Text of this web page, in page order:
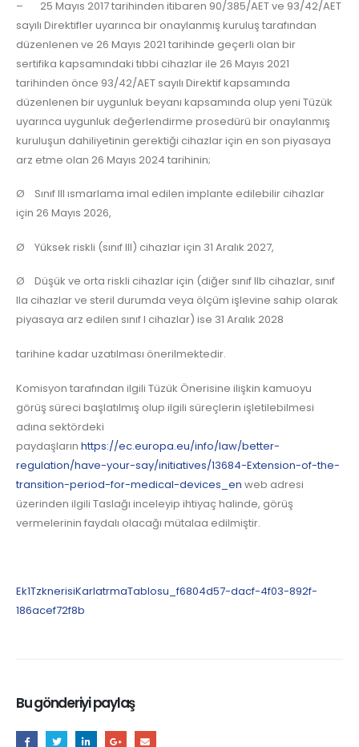
– 25 Mayıs 2017 tarihinden itibaren 90/385/AET ve 93/42/AET
sayılı Direktifler uyarınca bir onaylanmış kuruluş tarafından
düzenlenen ve 26 Mayıs 2021 tarihinde geçerli olan bir
sertifika kapsamındaki tıbbi cihazlar ile 26 Mayıs 2021
tarihinden önce 93/42/AET sayılı Direktif kapsamında
düzenlenen bir uygunluk beyanı kapsamında olup yeni Tüzük
uyarınca uygunluk değerlendirme prosedürü bir onaylanmış
kuruluşun dahiliyetinin gerektiği cihazlar için en son piyasaya
arz etme olan 26 Mayıs 2024 tarihinin;
Ø Sınıf III ısmarlama imal edilen implante edilebilir cihazlar
için 26 Mayıs 2026,
Ø Yüksek riskli (sınıf III) cihazlar için 31 Aralık 2027,
Ø Düşük ve orta riskli cihazlar için (diğer sınıf IIb cihazlar, sınıf
IIa cihazlar ve steril durumda veya ölçüm işlevine sahip olarak
piyasaya arz edilen sınıf I cihazlar) ise 31 Aralık 2028
tarihine kadar uzatılması önerilmektedir.
Komisyon tarafından ilgili Tüzük Önerisine ilişkin kamuoyu
görüş süreci başlatılmış olup ilgili süreçlerin işletilebilmesi
adına sektördeki
paydaşların https://ec.europa.eu/info/law/better-
regulation/have-your-say/initiatives/13684-Extension-of-the-
transition-period-for-medical-devices_en web adresi
üzerinden ilgili Taslağı inceleyip ihtiyaç halinde, görüş
vermelerinin faydalı olacağı mütalaa edilmiştir.
Ek1TzknerisiKarlatrmaTablosu_f6804d57-dacf-4f03-892f-
186acef72f8b
Bu gönderiyi paylaş